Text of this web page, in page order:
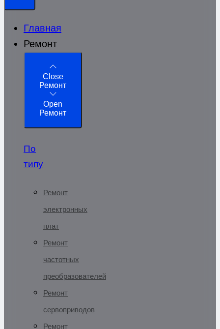
Главная
Ремонт
Close
Ремонт
Open
Ремонт
По
типу
Ремонт
электронных
плат
Ремонт
частотных
преобразователей
Ремонт
сервоприводов
Ремонт